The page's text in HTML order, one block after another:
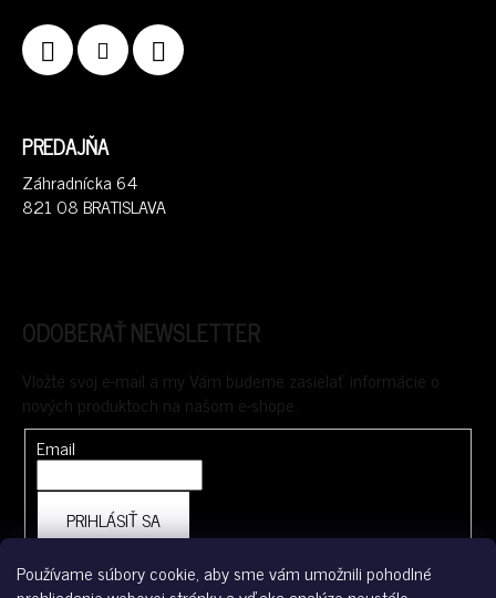
Používame súbory cookie, aby sme vám umožnili pohodlné
PREDAJŇA
Záhradnícka 64
821 08 BRATISLAVA
ODOBERAŤ NEWSLETTER
Vložte svoj e-mail a my Vám budeme zasielať informácie o
nových produktoch na našom e-shope.
Email
PRIHLÁSIŤ SA